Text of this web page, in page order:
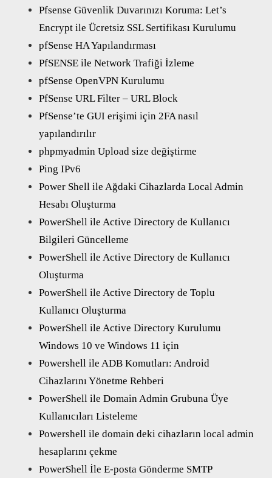
Pfsense Güvenlik Duvarınızı Koruma: Let’s
Encrypt ile Ücretsiz SSL Sertifikası Kurulumu
pfSense HA Yapılandırması
PfSENSE ile Network Trafiği İzleme
pfSense OpenVPN Kurulumu
PfSense URL Filter – URL Block
PfSense’te GUI erişimi için 2FA nasıl
yapılandırılır
phpmyadmin Upload size değiştirme
Ping IPv6
Power Shell ile Ağdaki Cihazlarda Local Admin
Hesabı Oluşturma
PowerShell ile Active Directory de Kullanıcı
Bilgileri Güncelleme
PowerShell ile Active Directory de Kullanıcı
Oluşturma
PowerShell ile Active Directory de Toplu
Kullanıcı Oluşturma
PowerShell ile Active Directory Kurulumu
Windows 10 ve Windows 11 için
Powershell ile ADB Komutları: Android
Cihazlarını Yönetme Rehberi
PowerShell ile Domain Admin Grubuna Üye
Kullanıcıları Listeleme
Powershell ile domain deki cihazların local admin
hesaplarını çekme
PowerShell İle E-posta Gönderme SMTP